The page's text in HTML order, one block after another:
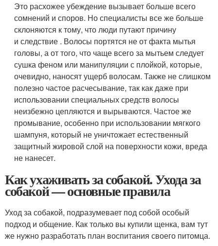
Это расхожее убеждение вызывает больше всего
сомнений и споров. Но специалисты все же больше
склоняются к тому, что люди путают причину
и следствие . Волосы портятся не от факта мытья
головы, а от того, что чаще всего за мытьем следует
сушка феном или манипуляции с плойкой, которые,
очевидно, наносят ущерб волосам. Также не слишком
полезно частое расчесывание, так как даже при
использовании специальных средств волосы
неизбежно цепляются и вырываются. Частое же
промывание, особенно при использовании мягкого
шампуня, который не уничтожает естественный
защитный жировой слой на поверхности кожи, вреда
не нанесет.
Как ухаживать за собакой. Ухода за
собакой — основные правила
Уход за собакой, подразумевает под собой особый
подход и общение. Как только вы купили щенка, вам тут
же нужно разработать план воспитания своего питомца.